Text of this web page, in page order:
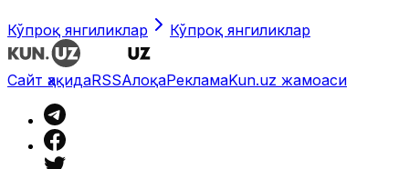
Кўпроқ янгиликлар Кўпроқ янгиликлар
Сайт ҳақидаRSSАлоқаРекламаKun.uz жамоаси